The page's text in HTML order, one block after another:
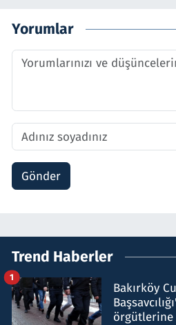
Yorumlar
Gönder
Trend Haberler
Bakırköy
örgütlerine
1